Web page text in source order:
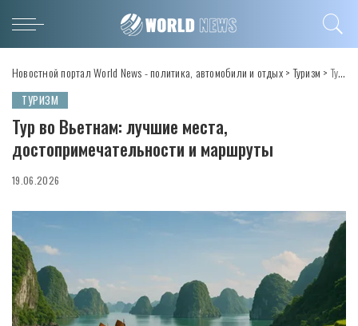
Новостной портал World News - политика, автомобили и отдых>Туризм >Тур во Вьетнам: лучшие места, достопримечательности и маршруты
ТУРИЗМ
Тур во Вьетнам: лучшие места,
достопримечательности и маршруты
19.06.2026